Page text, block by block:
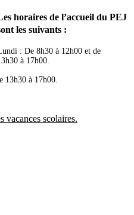
horaires de l’accueil du PEJ
les suivants :
: De 8h30 à 12h00 et de
à 17h00.
13h30 à 17h00.
vacances scolaires.